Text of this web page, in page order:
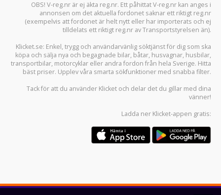
OBS! V-reg.nr är ej äkta reg.nr. Ett påhittat V-reg.nr kan anges i
annonsen om det aktuella fordonet saknar ett riktigt reg.nr
(exempelvis att fordonet är helt nytt eller har importerats och ej
tilldelats ett riktigt reg.nr av Transportstyrelsen än).
Klicket.se: Enkel, trygg och användarvänlig söktjänst för dig som ska
köpa och sälja nya och begagnade bilar, båtar, husvagnar, husbilar,
transportbilar, motorcyklar eller andra fordon från hela Sverige. Hitta
bäst priser. Upplev våra smarta sökfunktioner med snabba filter.
Tack för att du använder Klicket och delar det du gillar med dina
vänner!
Ladda ner Klicket-appen gratis: